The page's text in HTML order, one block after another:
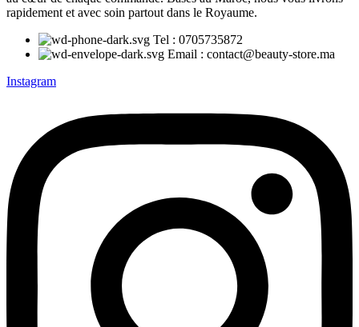
rapidement et avec soin partout dans le Royaume.
Tel : 0705735872
Email : contact@beauty-store.ma
Instagram